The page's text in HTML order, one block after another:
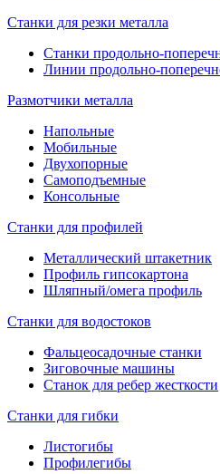
Станки для резки металла
Станки продольно-
Линии продольно-
Размотчики металла
Напольные
Мобильные
Двухопорные
Самоподъемные
Консольные
Станки для профилей
Металлический штакетник
Профиль гипсокартона
Шляпный/омега профиль
Станки для водостоков
Фальцеосадочные станки
Зиговочные машины
Станок для ребер жесткости
Станки для гибки
Листогибы
Профилегибы